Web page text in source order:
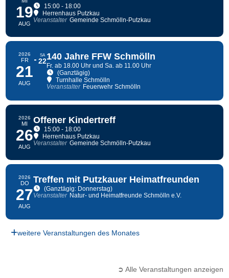
19
AUG
15:00 - 18:00
Herrenhaus Putzkau
Veranstalter Gemeinde Schmölln-Putzkau
2026
FR
21
AUG
SA
22140 Jahre FFW Schmölln
Fr. ab 18.00 Uhr und Sa. ab 11.00 Uhr
(Ganztägig)
Turnhalle Schmölln
Veranstalter Feuerwehr Schmölln
2026
MI
26
AUG
Offener Kindertreff
15:00 - 18:00
Herrenhaus Putzkau
Veranstalter Gemeinde Schmölln-Putzkau
2026
DO
27
AUG
Treffen mit Putzkauer Heimatfreunden
(Ganztägig: Donnerstag)
Veranstalter Natur- und Heimatfreunde Schmölln e.V.
weitere Veranstaltungen des Monates
➲ Alle Veranstaltungen anzeigen